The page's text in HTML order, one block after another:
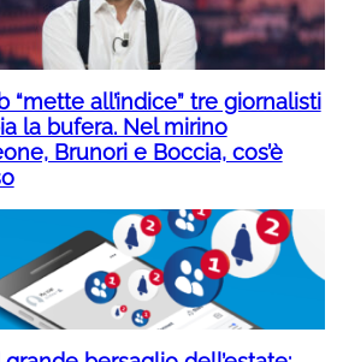
“mette all’indice” tre giornalisti
la bufera. Nel mirino
Brunori e Boccia, cos’è